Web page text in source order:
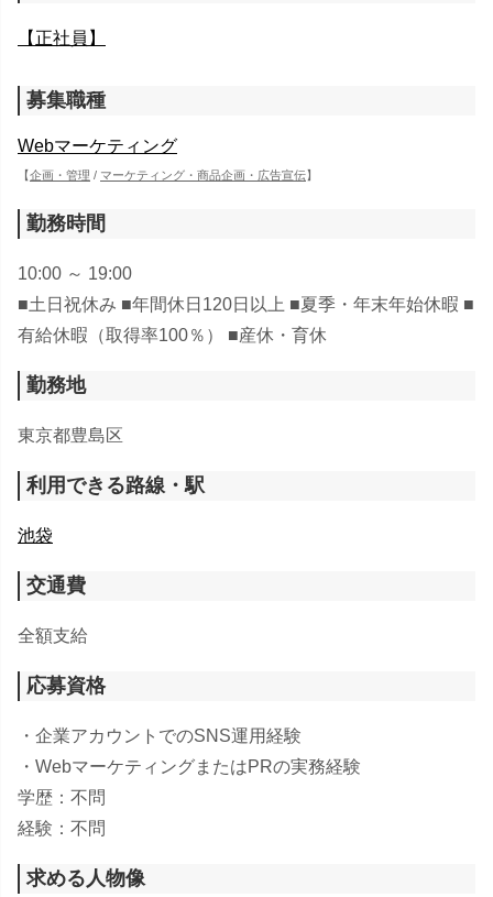
【正社員】
募集職種
Webマーケティング
【企画・管理 / マーケティング・商品企画・広告宣伝】
勤務時間
10:00 ～ 19:00
■土日祝休み ■年間休日120日以上 ■夏季・年末年始休暇 ■
有給休暇（取得率100％） ■産休・育休
勤務地
東京都豊島区
利用できる路線・駅
池袋
交通費
全額支給
応募資格
・企業アカウントでのSNS運用経験
・WebマーケティングまたはPRの実務経験
学歴：不問
経験：不問
求める人物像